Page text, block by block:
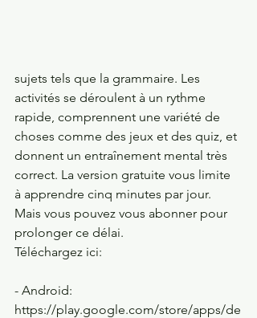
sujets tels que la grammaire. Les
activités se déroulent à un rythme
rapide, comprennent une variété de
choses comme des jeux et des quiz, et
donnent un entraînement mental très
correct. La version gratuite vous limite
à apprendre cinq minutes par jour.
Mais vous pouvez vous abonner pour
prolonger ce délai.
Téléchargez ici:
- Android:
https://play.google.com/store/apps/de